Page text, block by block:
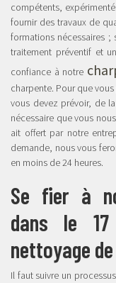
compétents,
fournir des travaux de
formations nécessaires ;
traitement préventif et
confiance à notre
charpente. Pour que
vous devez prévoir, de
nécessaire que vous
ait offert par notre
demande, nous vous
en moins de 24 heures.
Se fier à
dans le
nettoyage
Il faut suivre un